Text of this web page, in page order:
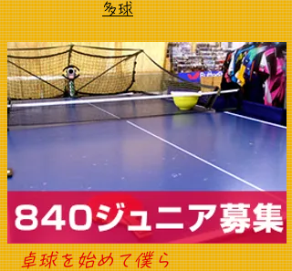
多球
卓球を始めて僕ら